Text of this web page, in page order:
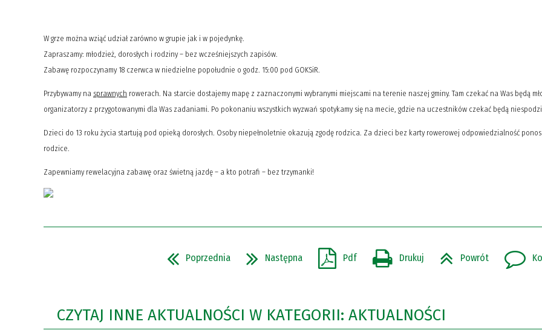
W grze można wziąć udział zarówno w grupie jak i w pojedynkę.
Zapraszamy: młodzież, dorosłych i rodziny – bez wcześniejszych zapisów.
Zabawę rozpoczynamy 18 czerwca w niedzielne popołudnie o godz. 15:00 pod GOKSiR.
Przybywamy na sprawnych rowerach. Na starcie dostajemy mapę z zaznaczonymi wybranymi miejscami na terenie naszej gminy. Tam czekać na Was będą
organizatorzy z przygotowanymi dla Was zadaniami. Po pokonaniu wszystkich wyzwań spotykamy się na mecie, gdzie na uczestników czekać będą
Dzieci do 13 roku życia startują pod opieką dorosłych. Osoby niepełnoletnie okazują zgodę rodzica. Za dzieci bez karty rowerowej odpowiedzialność
rodzice.
Zapewniamy rewelacyjna zabawę oraz świetną jazdę – a kto potrafi – bez trzymanki!
Poprzednia Następna Pdf Drukuj Powrót
CZYTAJ INNE AKTUALNOŚCI W KATEGORII: AKTUALNOŚCI